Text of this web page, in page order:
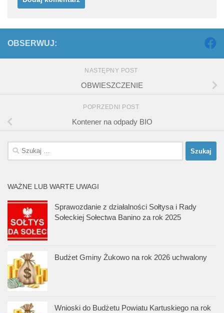
OBSERWUJ:
NASTĘPNY POST
OBWIESZCZENIE
POPRZEDNI POST
Kontener na odpady BIO
Szukaj:
WAŻNE LUB WARTE UWAGI
Sprawozdanie z działalności Sołtysa i Rady
Sołeckiej Sołectwa Banino za rok 2025
Budżet Gminy Żukowo na rok 2026 uchwalony
Wnioski do Budżetu Powiatu Kartuskiego na rok